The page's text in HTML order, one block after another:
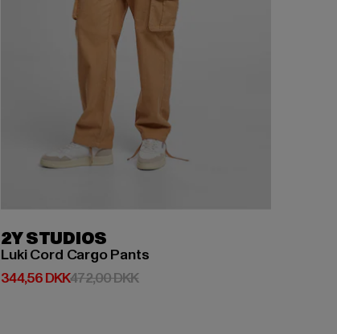
2Y STUDIOS
Luki Cord Cargo Pants
344,56 DKK
Nuværende pris: 344,56 DKK
472,00 DKKKampagnepris: 472,00 DKK